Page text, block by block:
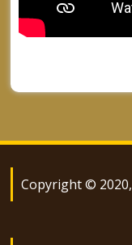
Copyright ©